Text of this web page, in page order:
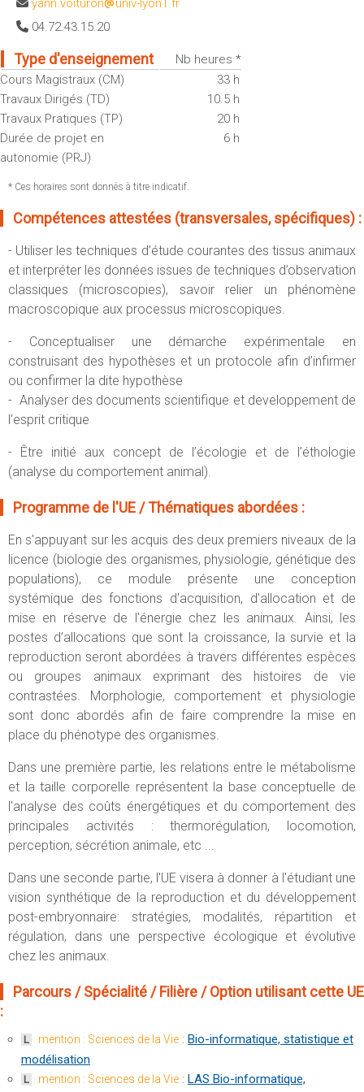
Sportives)
UFR FS (Chimie, Mathématique, Physique)
UFR Biosciences (Biologie, Biochimie)
GEP (Génie Electrique des Procédés - Département composante)
Informatique (Département Composante)
Mécanique (Département composante)
Fermer
Plan et accès
OUTILS
Intranet des personnels
Moodle
Emploi du temps
Messagerie
de Compétences
Fermer
yann.voituron
univ-lyon1.fr
04.72.43.15.20
Type d'enseignement
Nb heures *
Cours Magistraux (CM)
33 h
Travaux Dirigés (TD)
10.5 h
Travaux Pratiques (TP)
20 h
Durée de projet en
autonomie (PRJ)
6 h
* Ces horaires sont donnés à titre indicatif.
Compétences attestées (transversales, spécifiques) :
- Utiliser les techniques d’étude courantes des tissus animaux
et interpréter les données issues de techniques d’observation
classiques (microscopies), savoir relier un phénomène
macroscopique aux processus microscopiques.
- Conceptualiser une démarche expérimentale en
construisant des hypothèses et un protocole afin d’infirmer
ou confirmer la dite hypothèse
- Analyser des documents scientifique et developpement de
l'esprit critique
- Être initié aux concept de l’écologie et de l’éthologie
(analyse du comportement animal).
Programme de l'UE / Thématiques abordées :
En s'appuyant sur les acquis des deux premiers niveaux de la
licence (biologie des organismes, physiologie, génétique des
populations), ce module présente une conception
systémique des fonctions d'acquisition, d'allocation et de
mise en réserve de l'énergie chez les animaux. Ainsi, les
postes d’allocations que sont la croissance, la survie et la
reproduction seront abordées à travers différentes espèces
ou groupes animaux exprimant des histoires de vie
contrastées. Morphologie, comportement et physiologie
sont donc abordés afin de faire comprendre la mise en
place du phénotype des organismes.
Dans une première partie, les relations entre le métabolisme
et la taille corporelle représentent la base conceptuelle de
l'analyse des coûts énergétiques et du comportement des
principales activités : thermorégulation, locomotion,
perception, sécrétion animale, etc ...
Dans une seconde partie, l'UE visera à donner à l'étudiant une
vision synthétique de la reproduction et du développement
post-embryonnaire: stratégies, modalités, répartition et
régulation, dans une perspective écologique et évolutive
chez les animaux.
Parcours / Spécialité / Filière / Option utilisant cette UE
:
L mention : Sciences de la Vie : Bio-informatique, statistique et
modélisation
L mention : Sciences de la Vie : LAS Bio-informatique,